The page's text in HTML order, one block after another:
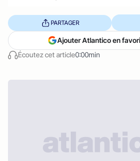
Écoutez cet article0:00min
PARTAGER
Ajouter Atlantico en